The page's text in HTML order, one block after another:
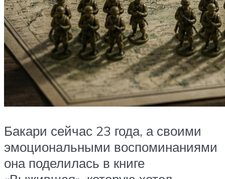
Бакари сейчас 23 года, а своими
эмоциональными воспоминаниями
она поделилась в книге